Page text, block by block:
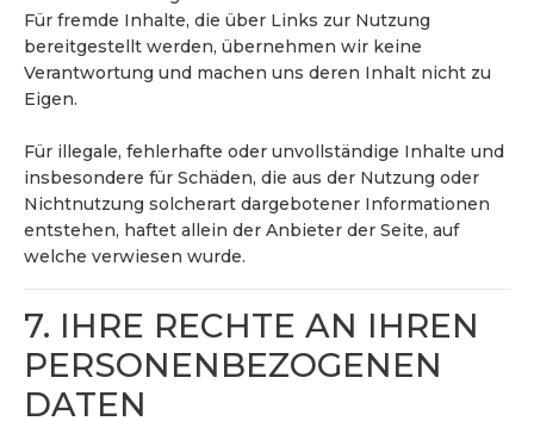
Für fremde Inhalte, die über Links zur Nutzung
bereitgestellt werden, übernehmen wir keine
Verantwortung und machen uns deren Inhalt nicht zu
Eigen.
Für illegale, fehlerhafte oder unvollständige Inhalte und
insbesondere für Schäden, die aus der Nutzung oder
Nichtnutzung solcherart dargebotener Informationen
entstehen, haftet allein der Anbieter der Seite, auf
welche verwiesen wurde.
7. IHRE RECHTE AN IHREN
PERSONENBEZOGENEN
DATEN